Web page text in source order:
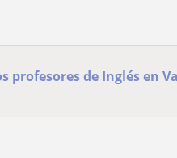
profesores de Inglés en